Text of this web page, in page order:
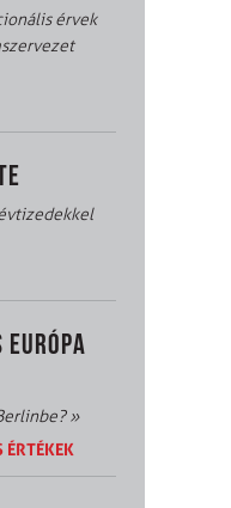
érvek
»
ÉRTÉKEK